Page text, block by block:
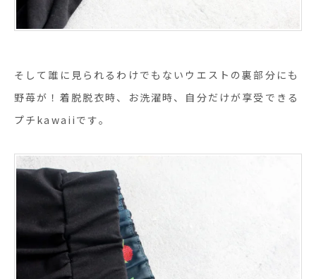
そして誰に見られるわけでもないウエストの裏部分にも
野苺が！着脱脱衣時、お洗濯時、自分だけが享受できる
プチkawaiiです。